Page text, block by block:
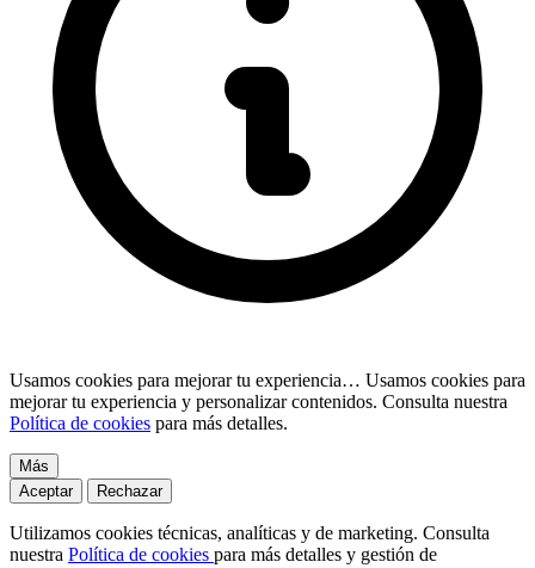
Usamos cookies para mejorar tu experiencia… Usamos cookies para
mejorar tu experiencia y personalizar contenidos. Consulta nuestra
Política de cookies para más detalles.
Más
Aceptar
Rechazar
Utilizamos cookies técnicas, analíticas y de marketing. Consulta
nuestra Política de cookies para más detalles y gestión de